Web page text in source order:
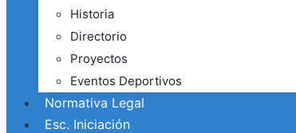
Historia
Directorio
Proyectos
Eventos Deportivos
Normativa Legal
Esc. Iniciación